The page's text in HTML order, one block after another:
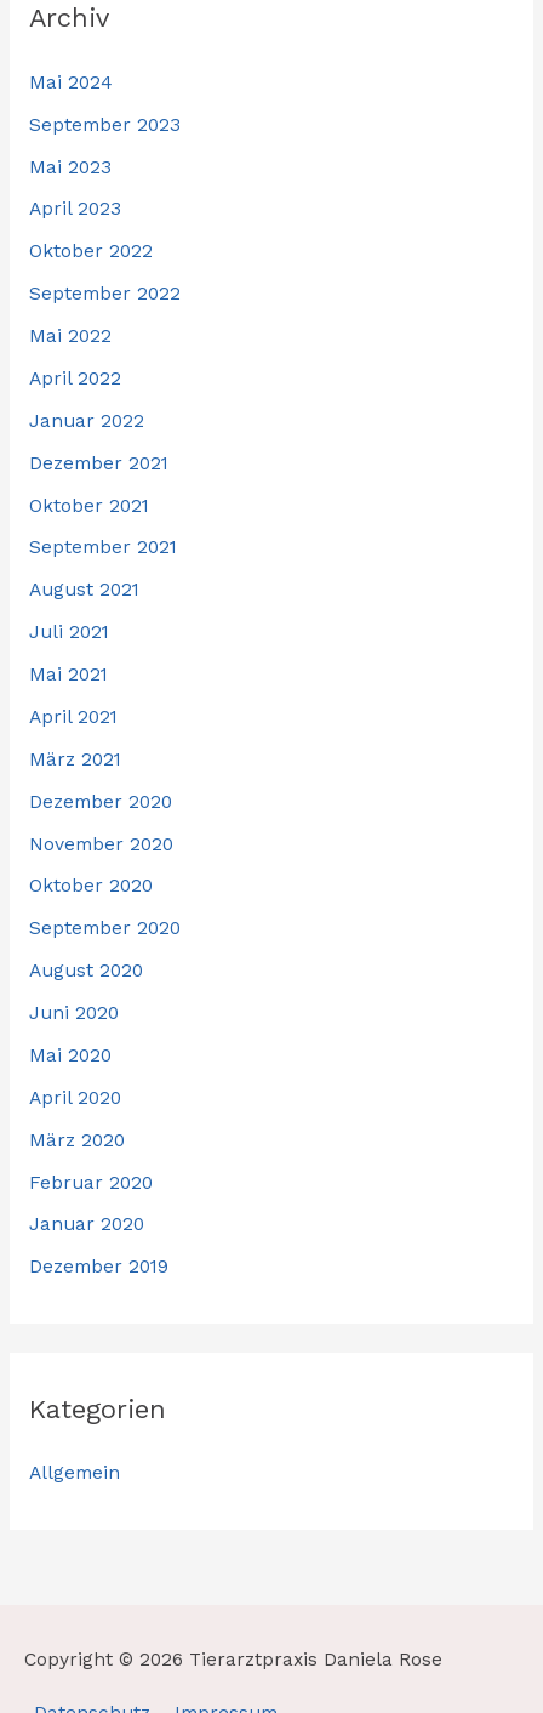
Archiv
Mai 2024
September 2023
Mai 2023
April 2023
Oktober 2022
September 2022
Mai 2022
April 2022
Januar 2022
Dezember 2021
Oktober 2021
September 2021
August 2021
Juli 2021
Mai 2021
April 2021
März 2021
Dezember 2020
November 2020
Oktober 2020
September 2020
August 2020
Juni 2020
Mai 2020
April 2020
März 2020
Februar 2020
Januar 2020
Dezember 2019
Kategorien
Allgemein
Copyright © 2026 Tierarztpraxis Daniela Rose